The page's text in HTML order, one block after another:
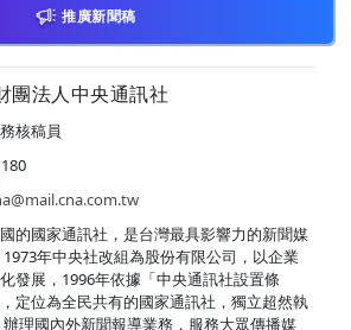
推廣新聞稿
團法人中央通訊社
核稿員
的國家通訊社，是台灣最具影響力的新聞媒
年中央社改組為股份有限公司，以企業
發展，1996年依據「中央通訊社設置條
定位為全民共有的國家通訊社，獨立超然執
理國內外新聞報導業務，服務大眾傳播媒